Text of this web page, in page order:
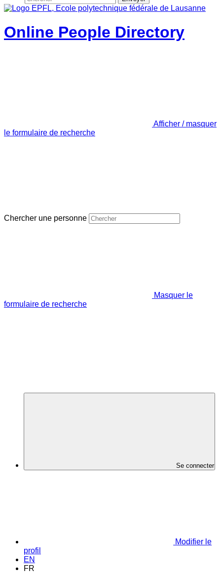
Online People Directory
Afficher / masquer
le formulaire de recherche
Chercher une personne
Masquer le
formulaire de recherche
Se connecter
Modifier le
profil
EN
FR